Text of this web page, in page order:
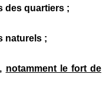
des quartiers ;
naturels ;
notamment le fort de